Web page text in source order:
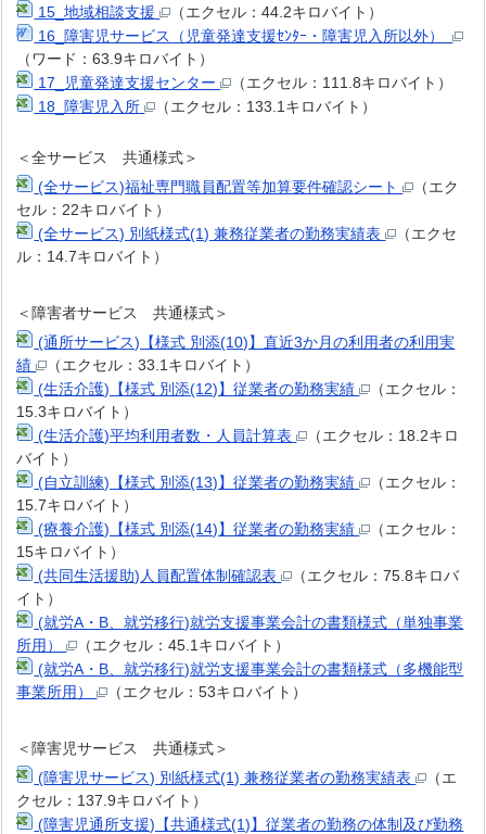
15_地域相談支援
（エクセル：44.2キロバイト）
16_障害児サービス（児童発達支援ｾﾝﾀｰ・障害児入所以外）
（ワード：63.9キロバイト）
17_児童発達支援センター
（エクセル：111.8キロバイト）
18_障害児入所
（エクセル：133.1キロバイト）
＜全サービス 共通様式＞
(全サービス)福祉専門職員配置等加算要件確認シート
（エク
セル：22キロバイト）
(全サービス) 別紙様式(1) 兼務従業者の勤務実績表
（エクセ
ル：14.7キロバイト）
＜障害者サービス 共通様式＞
(通所サービス)【様式 別添(10)】直近3か月の利用者の利用実
績
（エクセル：33.1キロバイト）
(生活介護)【様式 別添(12)】従業者の勤務実績
（エクセル：
15.3キロバイト）
(生活介護)平均利用者数・人員計算表
（エクセル：18.2キロ
バイト）
(自立訓練)【様式 別添(13)】従業者の勤務実績
（エクセル：
15.7キロバイト）
(療養介護)【様式 別添(14)】従業者の勤務実績
（エクセル：
15キロバイト）
(共同生活援助)人員配置体制確認表
（エクセル：75.8キロバ
イト）
(就労A・B、就労移行)就労支援事業会計の書類様式（単独事業
所用）
（エクセル：45.1キロバイト）
(就労A・B、就労移行)就労支援事業会計の書類様式（多機能型
事業所用）
（エクセル：53キロバイト）
＜障害児サービス 共通様式＞
(障害児サービス) 別紙様式(1) 兼務従業者の勤務実績表
（エ
クセル：137.9キロバイト）
(障害児通所支援)【共通様式(1)】従業者の勤務の体制及び勤務